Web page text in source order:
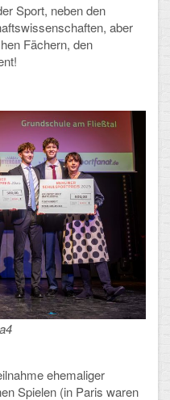
Sport, neben den
aber
Fächern, den
ehemaliger
Spielen (in Paris waren